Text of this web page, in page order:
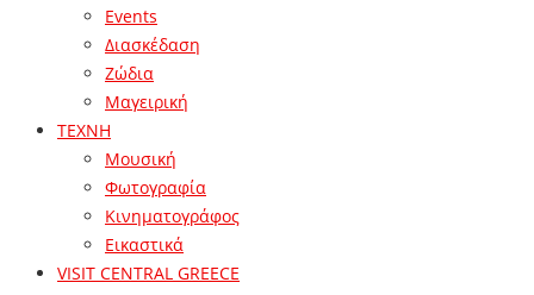
Events
Διασκέδαση
Ζώδια
Μαγειρική
ΤΕΧΝΗ
Μουσική
Φωτογραφία
Κινηματογράφος
Εικαστικά
VISIT CENTRAL GREECE